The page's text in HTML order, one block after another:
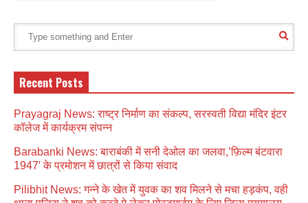
Recent Posts
Prayagraj News: राष्ट्र निर्माण का संकल्प, सरस्वती विद्या मंदिर इंटर
कॉलेज में कार्यक्रम संपन्न
Barabanki News: बाराबंकी में सनी देओल का जलवा,’फ़िल्म बंटवारा
1947′ के प्रमोशन में छात्रों से किया संवाद
Pilibhit News: गन्ने के खेत में युवक का शव मिलने से मचा हड़कंप, वही